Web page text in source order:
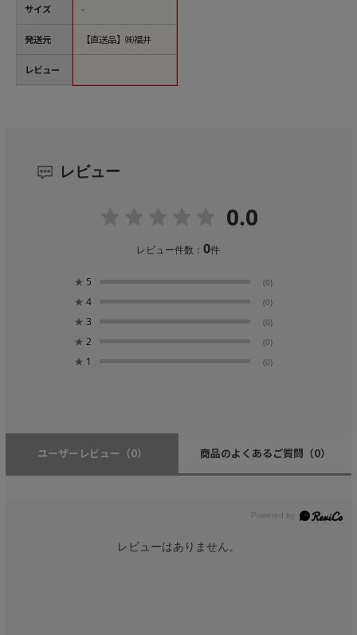
サイズ
発送元
レビュー
-
【直送品】㈱福井
レビュー
0.0
レビュー件数：0件
★ 5 (0)
★ 4 (0)
★ 3 (0)
★ 2 (0)
★ 1 (0)
ユーザーレビュー （0） 商品のよくあるご質問 （0）
レビューはありません。